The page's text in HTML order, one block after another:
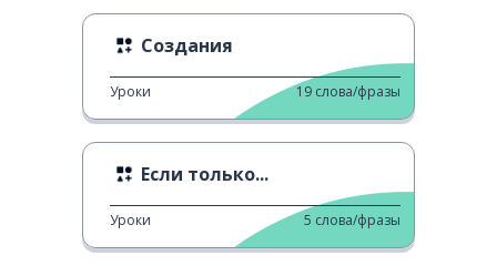
Создания
Уроки 19 слова/фразы
Если только...
Уроки 5 слова/фразы